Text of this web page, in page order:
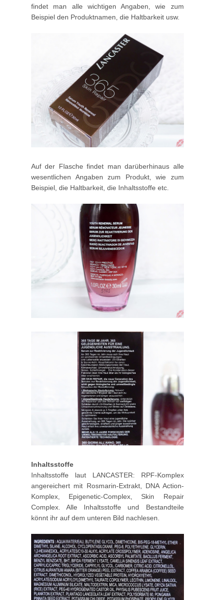
findet man alle wichtigen Angaben, wie zum
Beispiel den Produktnamen, die Haltbarkeit usw.
Auf der Flasche findet man darüberhinaus alle
wesentlichen Angaben zum Produkt, wie zum
Beispiel, die Haltbarkeit, die Inhaltsstoffe etc.
Inhaltsstoffe
Inhaltsstoffe laut LANCASTER: RPF-Komplex
angereichert mit Rosmarin-Extrakt, DNA Action-
Komplex, Epigenetic-Complex, Skin Repair
Complex. Alle Inhaltsstoffe und Bestandteile
könnt ihr auf dem unteren Bild nachlesen.